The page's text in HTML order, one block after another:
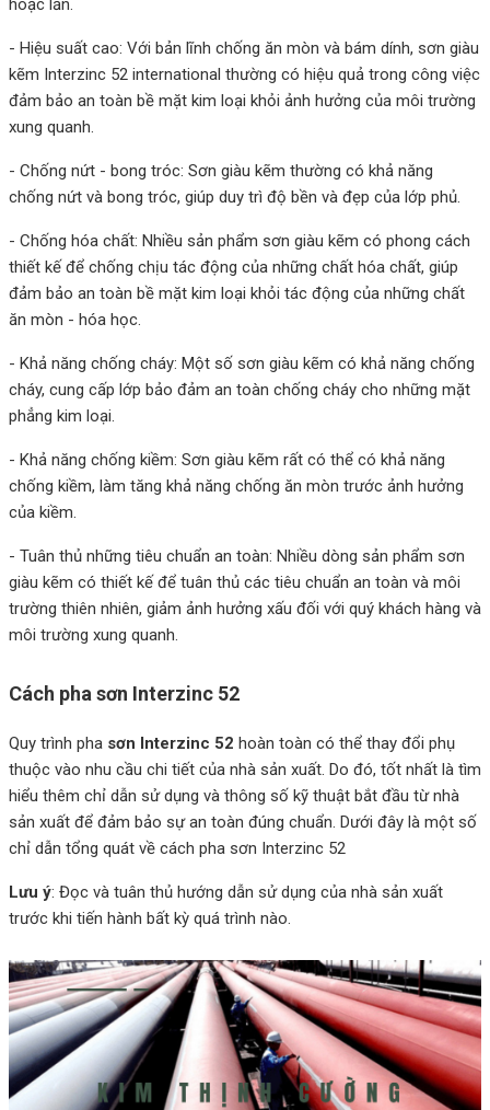
hoặc lăn.
- Hiệu suất cao: Với bản lĩnh chống ăn mòn và bám dính, sơn giàu
kẽm Interzinc 52 international thường có hiệu quả trong công việc
đảm bảo an toàn bề mặt kim loại khỏi ảnh hưởng của môi trường
xung quanh.
- Chống nứt - bong tróc: Sơn giàu kẽm thường có khả năng
chống nứt và bong tróc, giúp duy trì độ bền và đẹp của lớp phủ.
- Chống hóa chất: Nhiều sản phẩm sơn giàu kẽm có phong cách
thiết kế để chống chịu tác động của những chất hóa chất, giúp
đảm bảo an toàn bề mặt kim loại khỏi tác động của những chất
ăn mòn - hóa học.
- Khả năng chống cháy: Một số sơn giàu kẽm có khả năng chống
cháy, cung cấp lớp bảo đảm an toàn chống cháy cho những mặt
phẳng kim loại.
- Khả năng chống kiềm: Sơn giàu kẽm rất có thể có khả năng
chống kiềm, làm tăng khả năng chống ăn mòn trước ảnh hưởng
của kiềm.
- Tuân thủ những tiêu chuẩn an toàn: Nhiều dòng sản phẩm sơn
giàu kẽm có thiết kế để tuân thủ các tiêu chuẩn an toàn và môi
trường thiên nhiên, giảm ảnh hưởng xấu đối với quý khách hàng và
môi trường xung quanh.
Cách pha sơn Interzinc 52
Quy trình pha sơn Interzinc 52 hoàn toàn có thể thay đổi phụ
thuộc vào nhu cầu chi tiết của nhà sản xuất. Do đó, tốt nhất là tìm
hiểu thêm chỉ dẫn sử dụng và thông số kỹ thuật bắt đầu từ nhà
sản xuất để đảm bảo sự an toàn đúng chuẩn. Dưới đây là một số
chỉ dẫn tổng quát về cách pha sơn Interzinc 52
Lưu ý: Đọc và tuân thủ hướng dẫn sử dụng của nhà sản xuất
trước khi tiến hành bất kỳ quá trình nào.